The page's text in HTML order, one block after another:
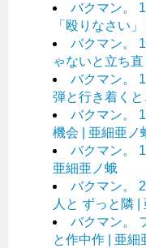
バクマン。
「殴りなさい
バクマン。
ゃないと立ち
バクマン。
弾と行き着く
バクマン。
機会 | 亜細亜ノ
バクマン。
亜細亜ノ蛾
バクマン。
人と ずっと隣 |
バクマン。
と作中作 | 亜細